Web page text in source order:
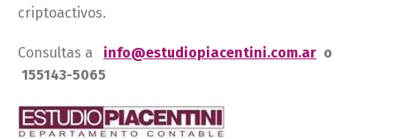
criptoactivos.
Consultas a info@estudiopiacentini.com.ar o
155143-5065